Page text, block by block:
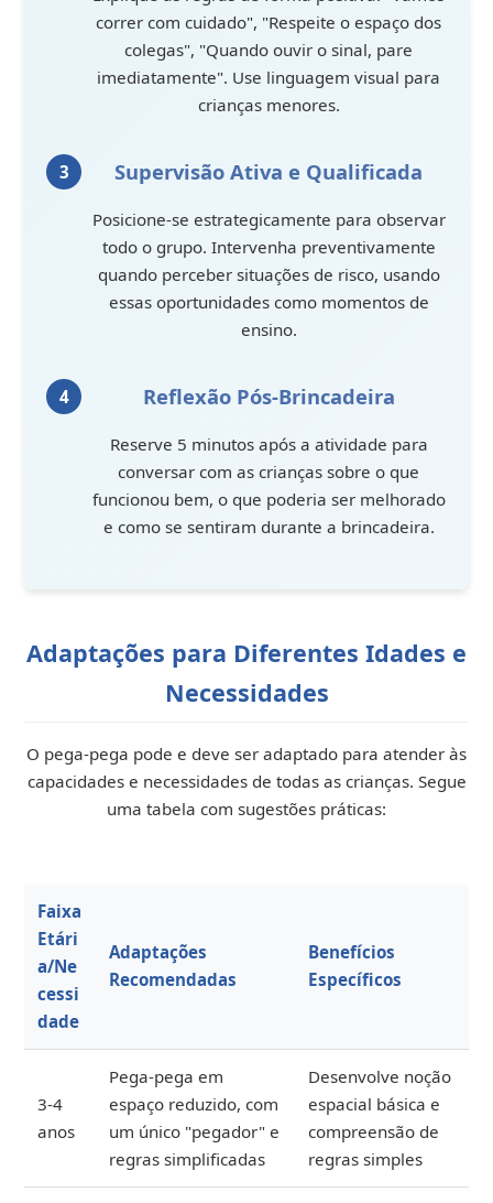
correr com cuidado", "Respeite o espaço dos
colegas", "Quando ouvir o sinal, pare
imediatamente". Use linguagem visual para
crianças menores.
Supervisão Ativa e Qualificada
Posicione-se estrategicamente para observar
todo o grupo. Intervenha preventivamente
quando perceber situações de risco, usando
essas oportunidades como momentos de
ensino.
Reflexão Pós-Brincadeira
Reserve 5 minutos após a atividade para
conversar com as crianças sobre o que
funcionou bem, o que poderia ser melhorado
e como se sentiram durante a brincadeira.
Adaptações para Diferentes Idades e
Necessidades
O pega-pega pode e deve ser adaptado para atender às
capacidades e necessidades de todas as crianças. Segue
uma tabela com sugestões práticas:
Faixa
Etári
a/Ne
cessi
dade
Adaptações
Recomendadas
Benefícios
Específicos
3-4
anos
Pega-pega em
espaço reduzido, com
um único "pegador" e
regras simplificadas
Desenvolve noção
espacial básica e
compreensão de
regras simples